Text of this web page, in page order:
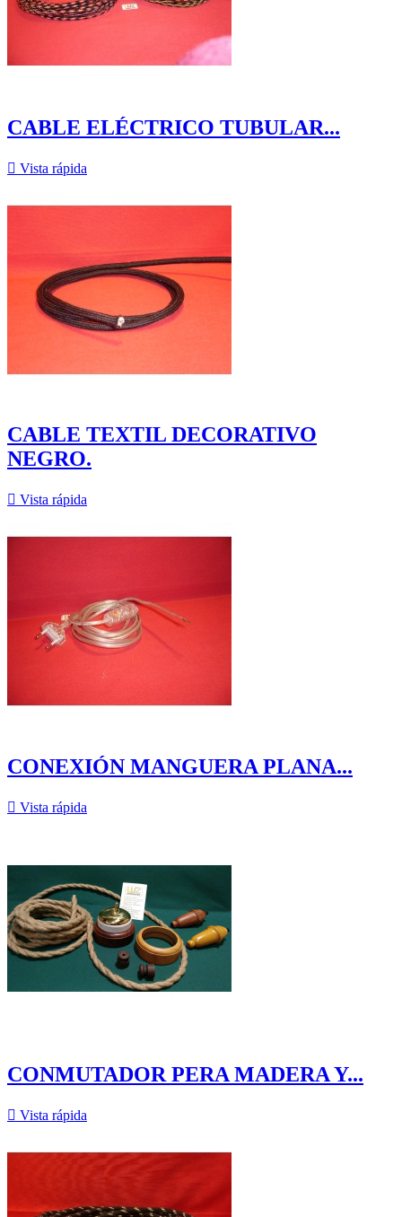
CABLE ELÉCTRICO TUBULAR...
 Vista rápida
CABLE TEXTIL DECORATIVO
NEGRO.
 Vista rápida
CONEXIÓN MANGUERA PLANA...
 Vista rápida
CONMUTADOR PERA MADERA Y...
 Vista rápida